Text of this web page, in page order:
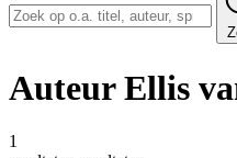
Auteur Ellis
1